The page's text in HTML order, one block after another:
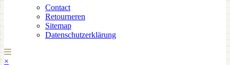
Contact
Retourneren
Sitemap
Datenschutzerklärung
×